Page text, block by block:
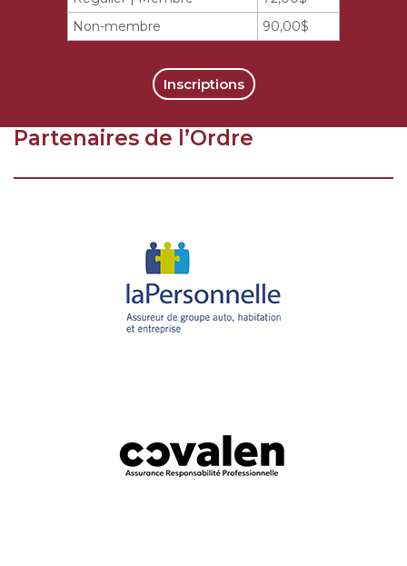
Non-membre
90,00$
Inscriptions
Partenaires de l’Ordre